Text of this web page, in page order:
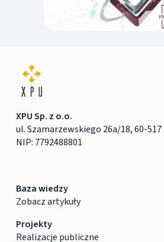
XPU Sp. z o.o.
ul. Szamarzewskiego 26a/18, 60-
NIP: 7792488801
Baza wiedzy
Zobacz artykuły
Projekty
Realizacje publiczne